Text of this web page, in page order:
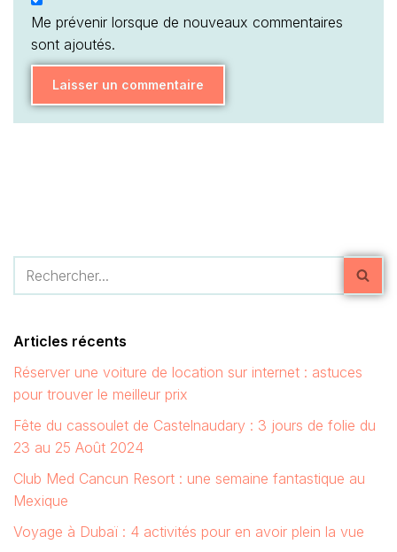
Me prévenir lorsque de nouveaux commentaires
sont ajoutés.
Articles récents
Réserver une voiture de location sur internet : astuces
pour trouver le meilleur prix
Fête du cassoulet de Castelnaudary : 3 jours de folie du
23 au 25 Août 2024
Club Med Cancun Resort : une semaine fantastique au
Mexique
Voyage à Dubaï : 4 activités pour en avoir plein la vue